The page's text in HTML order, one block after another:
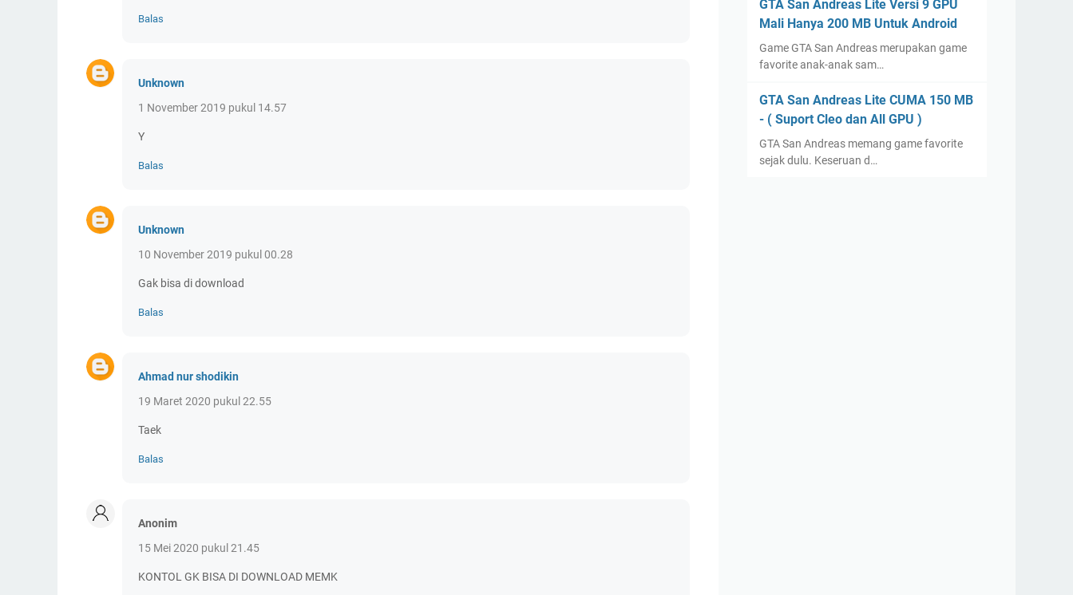
Balas
Unknown
1 November 2019 pukul 14.57
Y
Balas
Unknown
10 November 2019 pukul 00.28
Gak bisa di download
Balas
Ahmad nur shodikin
19 Maret 2020 pukul 22.55
Taek
Balas
Anonim
15 Mei 2020 pukul 21.45
KONTOL GK BISA DI DOWNLOAD MEMK
GTA San Andreas Lite Versi 9 GPU
Mali Hanya 200 MB Untuk Android
Game GTA San Andreas merupakan game
favorite anak-anak sam…
GTA San Andreas Lite CUMA 150 MB
- ( Suport Cleo dan All GPU )
GTA San Andreas memang game favorite
sejak dulu. Keseruan d…